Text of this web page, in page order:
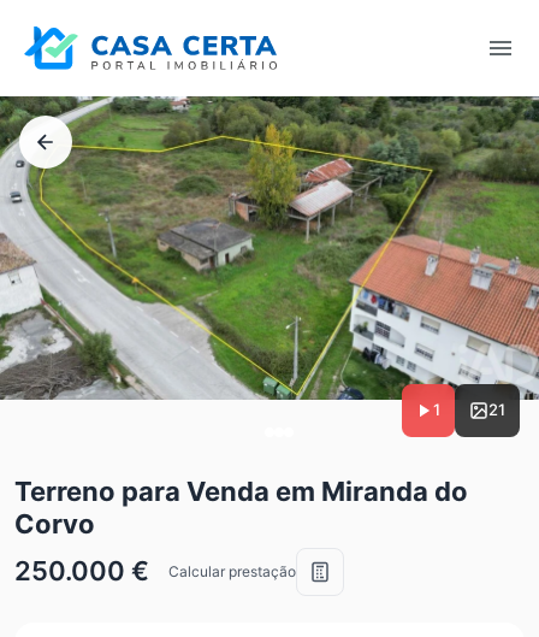
1 21
Terreno para Venda em Miranda do
Corvo
250.000 €
Calcular prestação